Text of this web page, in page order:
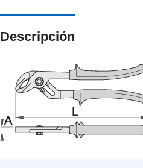
Descripción